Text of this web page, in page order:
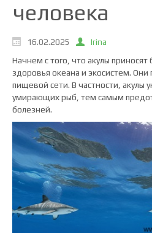
человека
16.02.2025
Irina
Начнем с того, что акулы приносят
здоровья океана и экосистем.
пищевой сети. В частности, акулы
умирающих рыб, тем самым
болезней.